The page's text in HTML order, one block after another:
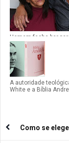
Homem fecha bar
lo em igreja em Betim-
A autoridade
White e a Bíblia
Como se